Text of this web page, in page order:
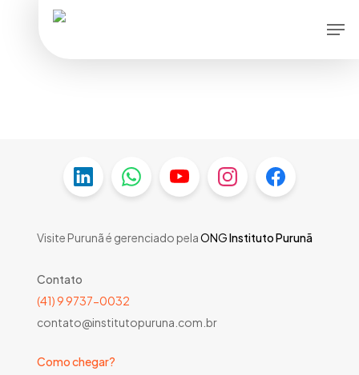
Visite Purunã é gerenciado pelaONGInstituto Purunã
Contato
(41) 9 9737-0032
contato@institutopuruna.com.br
Como chegar?